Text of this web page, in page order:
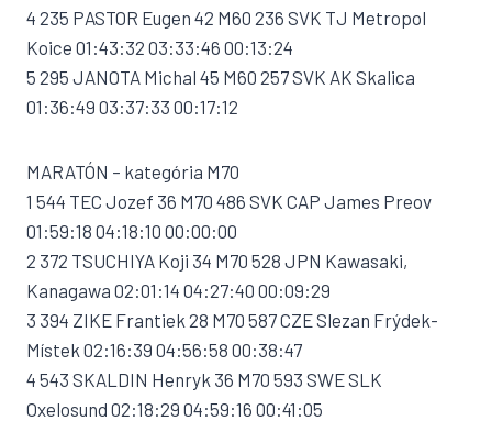
4 235 PASTOR Eugen 42 M60 236 SVK TJ Metropol
Koice 01:43:32 03:33:46 00:13:24
5 295 JANOTA Michal 45 M60 257 SVK AK Skalica
01:36:49 03:37:33 00:17:12
MARATÓN – kategória M70
1 544 TEC Jozef 36 M70 486 SVK CAP James Preov
01:59:18 04:18:10 00:00:00
2 372 TSUCHIYA Koji 34 M70 528 JPN Kawasaki,
Kanagawa 02:01:14 04:27:40 00:09:29
3 394 ZIKE Frantiek 28 M70 587 CZE Slezan Frýdek-
Místek 02:16:39 04:56:58 00:38:47
4 543 SKALDIN Henryk 36 M70 593 SWE SLK
Oxelosund 02:18:29 04:59:16 00:41:05